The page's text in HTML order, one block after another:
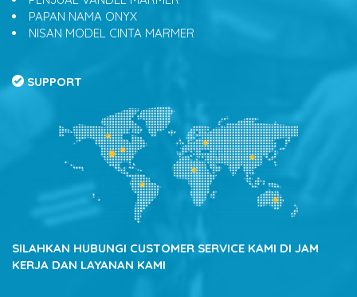
PAPAN NAMA ONYX
NISAN MODEL CINTA MARMER
SUPPORT
SILAHKAN HUBUNGI CUSTOMER SERVICE KAMI DI JAM
KERJA DAN LAYANAN KAMI